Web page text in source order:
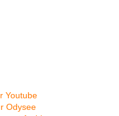
Youtube
Odysee